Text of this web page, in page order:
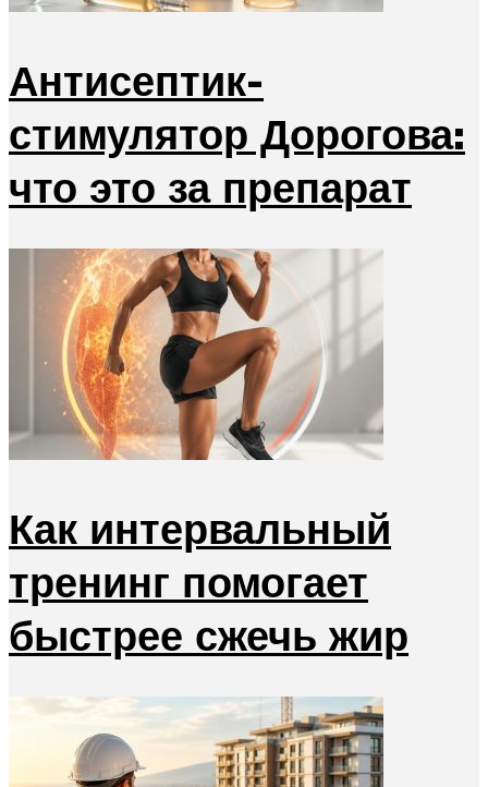
Антисептик-
стимулятор Дорогова:
что это за препарат
Как интервальный
тренинг помогает
быстрее сжечь жир